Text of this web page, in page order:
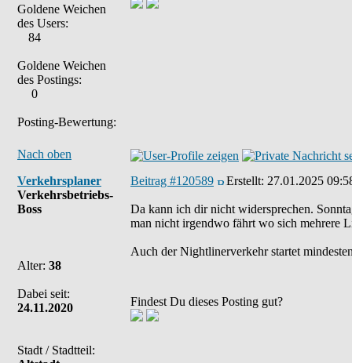
Goldene Weichen
des Users:
84
Goldene Weichen
des Postings:
0
Posting-Bewertung:
Nach oben
Verkehrsplaner
Verkehrsbetriebs-
Boss
Alter: 38
Dabei seit:
24.11.2020
Stadt / Stadtteil:
Beitrag #120589 Erstellt: 27.01.2025
Da kann ich dir nicht widersprechen.
man nicht irgendwo fährt wo sich mehrere
Auch der Nightlinerverkehr startet
Findest Du dieses Posting gut?